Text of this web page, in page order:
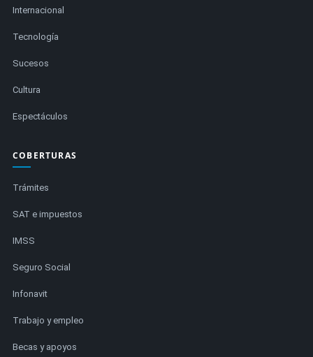
Internacional
Tecnología
Sucesos
Cultura
Espectáculos
COBERTURAS
Trámites
SAT e impuestos
IMSS
Seguro Social
Infonavit
Trabajo y empleo
Becas y apoyos